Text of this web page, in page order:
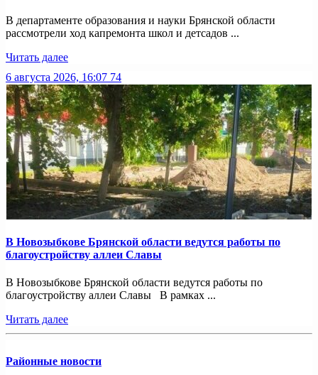
В департаменте образования и науки Брянской области
рассмотрели ход капремонта школ и детсадов ...
Читать далее
6 августа 2026, 16:07 74
В Новозыбкове Брянской области ведутся работы по
благоустройству аллеи Славы
В Новозыбкове Брянской области ведутся работы по
благоустройству аллеи Славы В рамках ...
Читать далее
Районные новости